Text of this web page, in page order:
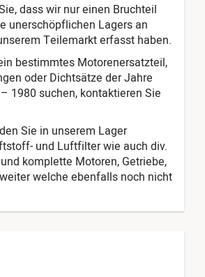
dass wir nur einen Bruchteil
unerschöpflichen Lagers an
Teilemarkt erfasst haben.
bestimmtes Motorenersatzteil,
oder Dichtsätze der Jahre
1980 suchen, kontaktieren Sie
Sie in unserem Lager
und Luftfilter wie auch div.
komplette Motoren, Getriebe,
welche ebenfalls noch nicht